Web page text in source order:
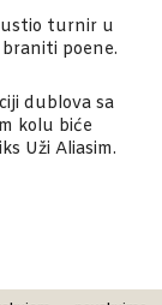
turnir u
poene.
dublova sa
kolu biće
Uži Aliasim.